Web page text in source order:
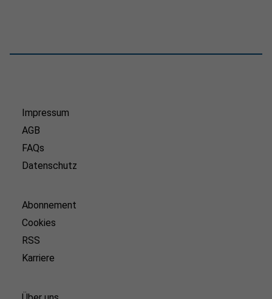
Impressum
AGB
FAQs
Datenschutz
Abonnement
Cookies
RSS
Karriere